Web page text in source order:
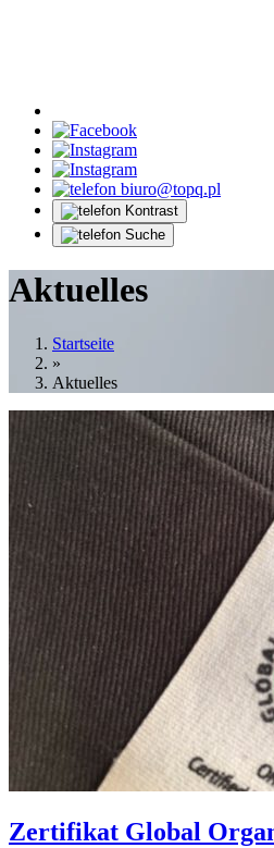
biuro@topq.pl
Kontrast
Suche
Aktuelles
Startseite
»
Aktuelles
Zertifikat Global